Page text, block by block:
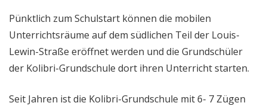
Pünktlich zum Schulstart können die mobilen
Unterrichtsräume auf dem südlichen Teil der Louis-
Lewin-Straße eröffnet werden und die Grundschüler
der Kolibri-Grundschule dort ihren Unterricht starten.
Seit Jahren ist die Kolibri-Grundschule mit 6- 7 Zügen